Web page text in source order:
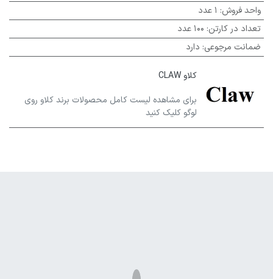
واحد فروش: 1 عدد
تعداد در کارتن: 100 عدد
ضمانت مرجوعی: دارد
کلاو CLAW
برای مشاهده لیست کامل محصولات برند کلاو روی
لوگو کلیک کنید